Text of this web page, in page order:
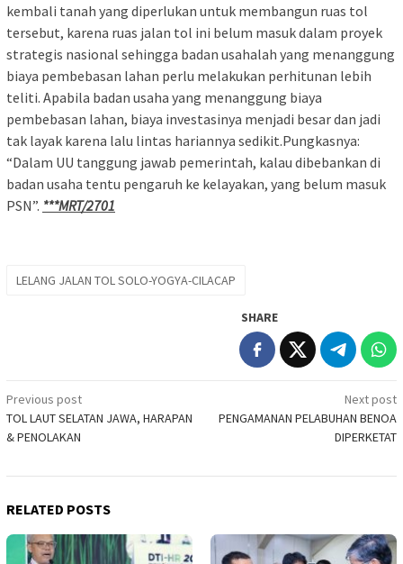
kembali tanah yang diperlukan untuk membangun ruas tol
tersebut, karena ruas jalan tol ini belum masuk dalam proyek
strategis nasional sehingga badan usahalah yang menanggung
biaya pembebasan lahan perlu melakukan perhitunan lebih
teliti. Apabila badan usaha yang menanggung biaya
pembebasan lahan, biaya investasinya menjadi besar dan jadi
tak layak karena lalu lintas hariannya sedikit.Pungkasnya:
“Dalam UU tanggung jawab pemerintah, kalau dibebankan di
badan usaha tentu pengaruh ke kelayakan, yang belum masuk
PSN”. ***MRT/2701
LELANG JALAN TOL SOLO-YOGYA-CILACAP
SHARE
Post
navigation
Previous post
TOL LAUT SELATAN JAWA, HARAPAN
& PENOLAKAN
Next post
PENGAMANAN PELABUHAN BENOA
DIPERKETAT
RELATED POSTS